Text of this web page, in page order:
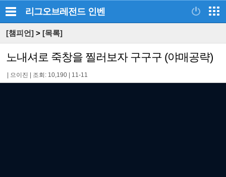
리그오브레전드 인벤
[챔피언] > [목록]
노내셔로 죽창을 찔러보자 구구구 (야매공략)
으이진 조회: 10,190 11-11